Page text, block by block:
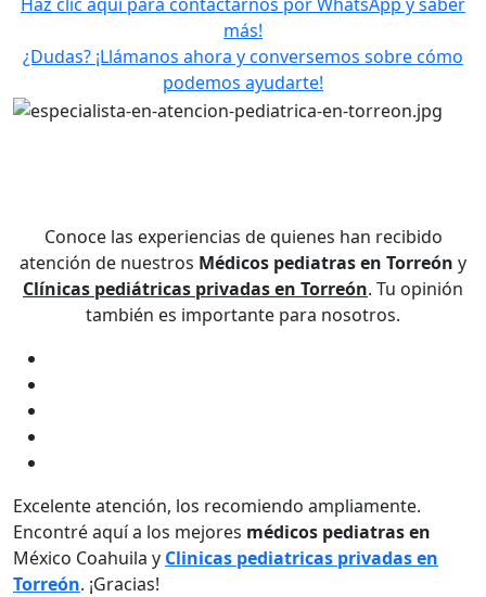
más!
¿Dudas? ¡Llámanos ahora y conversemos sobre cómo
podemos ayudarte!
Conoce las experiencias de quienes han recibido
atención de nuestros Médicos pediatras en Torreón y
Clínicas pediátricas privadas en Torreón. Tu opinión
también es importante para nosotros.
Excelente atención, los recomiendo ampliamente.
Encontré aquí a los mejores médicos pediatras en
México Coahuila y Clinicas pediatricas privadas en
Torreón. ¡Gracias!